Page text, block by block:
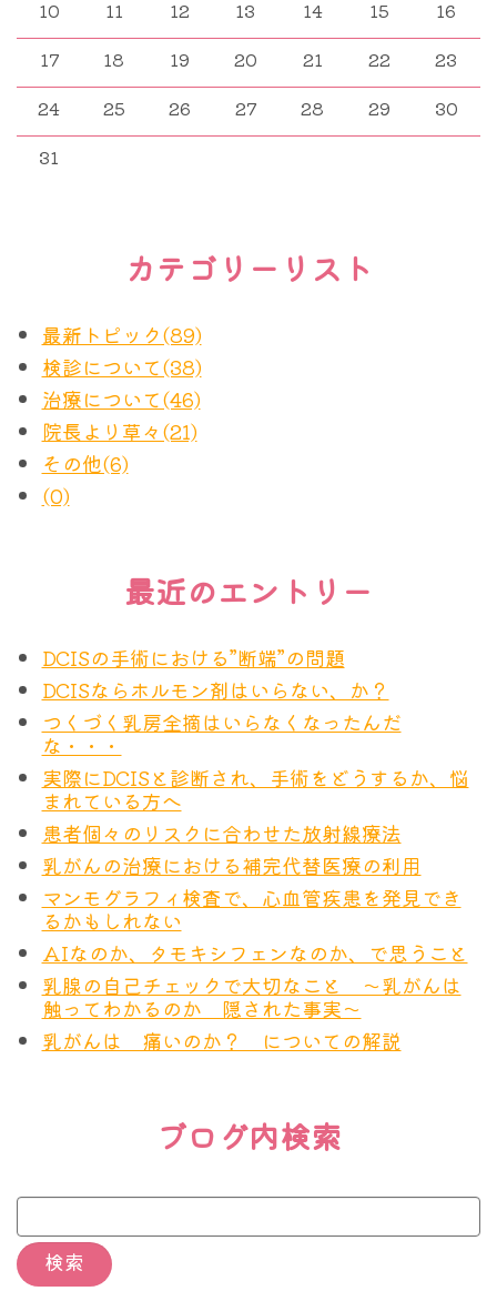
です。ただそれを発見する方法はありませ
ん。それが２個 ４個 ８個と増えていっ
検査で見つけることは困難であるとされま
とで手術をせずに治すことができます。こ
も条件はあります）
２ｃｍまでは早期がんである、とされま
す。（これも大きさ以外に上限があります
が、原則として２ｃｍを超えていればＤＣ
ＩＳを除いて早期がんとされることはあり
３ｃｍまでは温存切除で対応可能である、
ば何ｃｍあっても温存できます。皆さんに
とって、術後に乳頭が残っていて、乳房の
形がまだ保たれていれば温存したことにな
ると思います。今では同時再建も可能なの
で、その意味からは乳頭そのものががんに
侵されていない限りは ほぼほぼ全例で温
存できるともいえます。
そしてそのどの方法を採用したとしても、
治療成績に差がないこともわかっていま
す。
かない。温存は選びません。乳房は全摘します。」
そういわれる患者さんはたくさんおられます。それ
は医師も同じ気持ちを持っており、特に若く、悪性
度の高い乳がんの患者さんに対しては、今までより
ばと考えています。
１ DCISであれば急いで手術しなくてもよいので
はないか（前述のとおり、たしかに私はCOMET試
験の結果としてそのことをブログで紹介していま
す）
２ ホルモン療法（例：タモキシフェン）で様子を
の可能性を探りたい
これに対して私が述べたのは
「経過観察」という選択肢について 近年、DCIS
に対して手術を行わず経過観察をしても大丈夫だと
する結果を出した、臨床試験も存在し、またそう考
えておられる乳腺専門医も多いと思います。
ただしまず最初に、すべてのDCISがそれに当ては
まるわけではありません。つまりDCISにも低リス
クのものと高リスクのものがあるのです。高リスク
の場合、これはつまり”偽の”DCISの可能性があるも
の、となります。有名なCOMET試験においては、
HER2 陰性の低リスクの DCIS を持つ 40 歳以上の
に限って検討されたもの、ということになります。
10 11 12 13 14 15
16
17
18 19 20 21 22
23
24
25 26 27 28 29
30
31
カテゴリーリスト
最新トピック(89)
検診について(38)
治療について(46)
院長より草々(21)
その他(6)
(0)
最近のエントリー
DCISの手術における”断端”の問題
DCISならホルモン剤はいらない、か？
つくづく乳房全摘はいらなくなったんだ
な・・・
実際にDCISと診断され、手術をどうするか、悩
まれている方へ
患者個々のリスクに合わせた放射線療法
乳がんの治療における補完代替医療の利用
マンモグラフィ検査で、心血管疾患を発見でき
るかもしれない
AIなのか、タモキシフェンなのか、で思うこと
乳腺の自己チェックで大切なこと ～乳がんは
触ってわかるのか 隠された事実～
乳がんは 痛いのか？ についての解説
ブログ内検索